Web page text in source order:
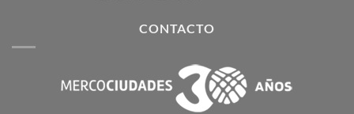
CONTACTO